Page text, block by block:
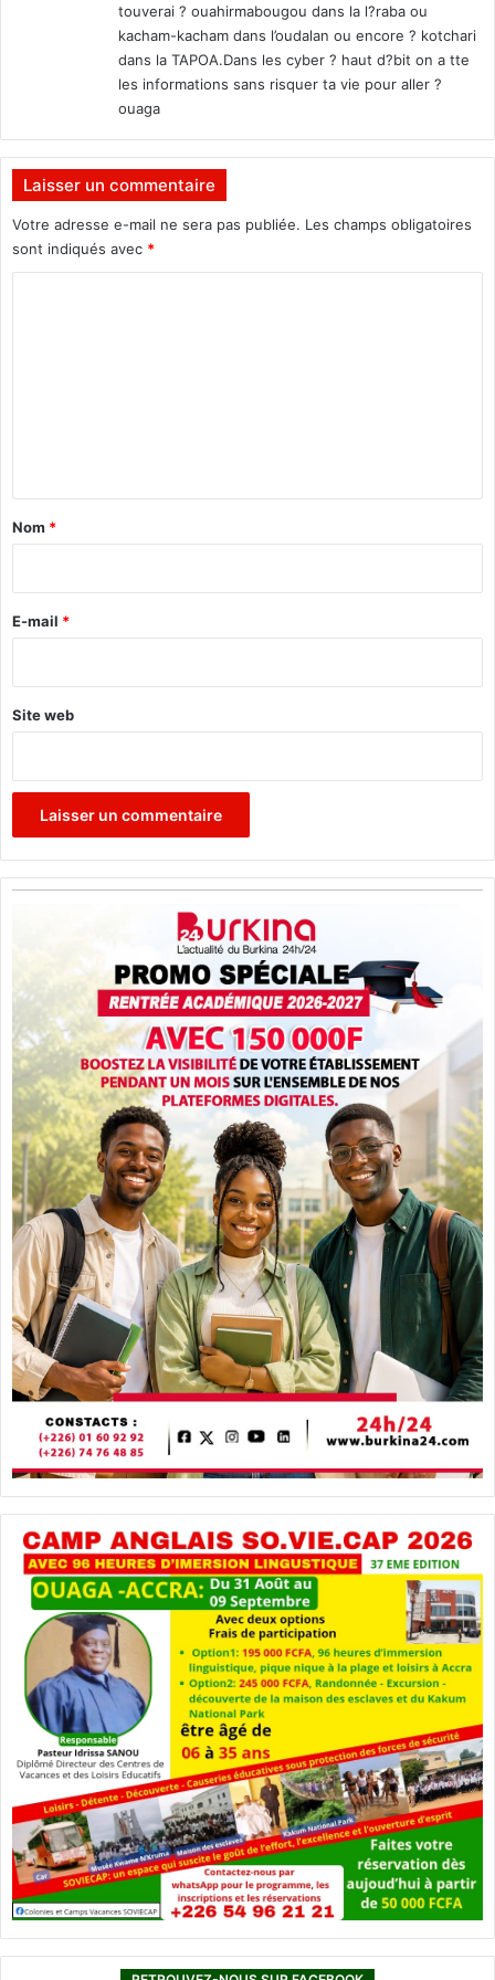
touverai ? ouahirmabougou dans la l?raba ou
kacham-kacham dans l’oudalan ou encore ? kotchari
dans la TAPOA.Dans les cyber ? haut d?bit on a tte
les informations sans risquer ta vie pour aller ?
ouaga
Laisser un commentaire
Votre adresse e-mail ne sera pas publiée. Les champs obligatoires
sont indiqués avec *
a
e
Nom *
E-mail *
Site web